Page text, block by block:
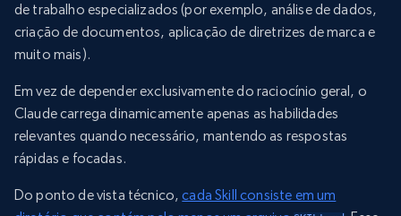
de trabalho especializados (por exemplo, análise de dados,
criação de documentos, aplicação de diretrizes de marca e
muito mais).
Em vez de depender exclusivamente do raciocínio geral, o
Claude carrega dinamicamente apenas as habilidades
relevantes quando necessário, mantendo as respostas
rápidas e focadas.
Do ponto de vista técnico,cada Skill consiste em um